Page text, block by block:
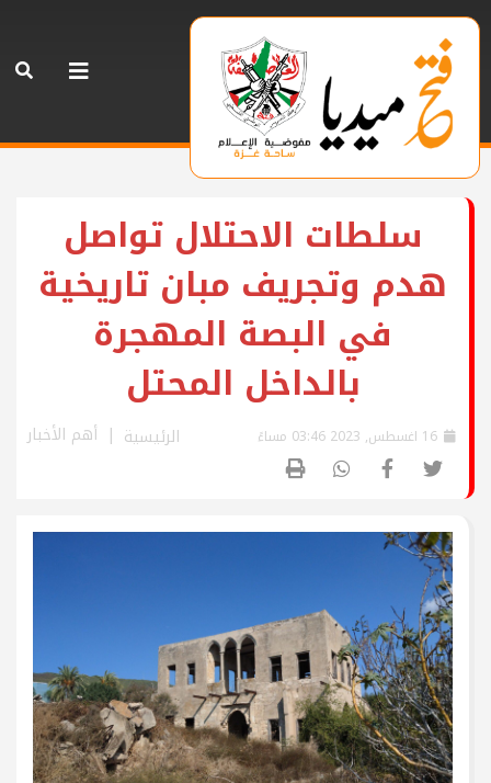
سلطات الاحتلال تواصل
هدم وتجريف مبان تاريخية
في البصة المهجرة
بالداخل المحتل
الرئيسية أهم الأخبار